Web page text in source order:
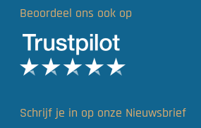
Beoordeel ons ook op
Schrijf je in op onze Nieuwsbrief